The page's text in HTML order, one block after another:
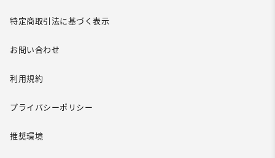
特定商取引法に基づく表示
お問い合わせ
利用規約
プライバシーポリシー
推奨環境